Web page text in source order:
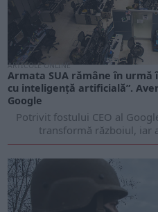
ARTICOLE ONLINE
Armata SUA rămâne în urmă
cu inteligență artificială”.
Google
Potrivit fostului CEO al
transformă războiul, iar